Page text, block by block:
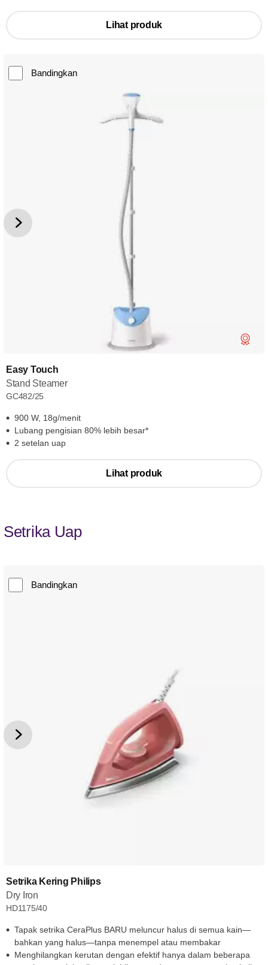
Lihat produk
Bandingkan
Easy Touch
Stand Steamer
GC482/25
900 W, 18g/menit
Lubang pengisian 80% lebih besar*
2 setelan uap
Lihat produk
Setrika Uap
Bandingkan
Setrika Kering Philips
Dry Iron
HD1175/40
Tapak setrika CeraPlus BARU meluncur halus di semua kain—
bahkan yang halus—tanpa menempel atau membakar
Menghilangkan kerutan dengan efektif hanya dalam beberapa